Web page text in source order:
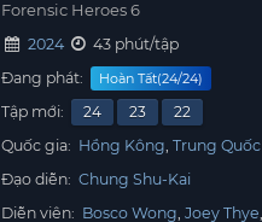
Forensic Heroes 6
2024
43 phút/tập
Đang phát:
Hoàn Tất(24/24)
Tập mới: 24 23
22
Quốc gia: Hồng Kông Trung Quốc
Đạo diễn: Chung Shu-Kai
Diễn viên: Bosco Wong Joey Thye